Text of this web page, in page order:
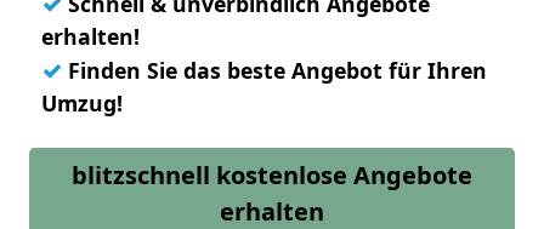
erhalten!
✓ Finden Sie das beste Angebot für Ihren
Umzug!
blitzschnell kostenlose Angebote
erhalten